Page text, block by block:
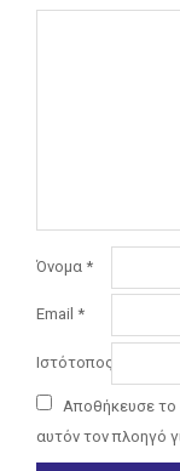
Όνομα *
Email *
Ιστότοπος
Αποθήκευσε το
αυτόν τον πλοηγό